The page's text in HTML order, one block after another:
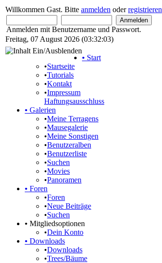
Willkommen Gast. Bitte anmelden oderregistrieren
Anmelden mit Benutzername und Passwort.
Freitag, 07 August 2026 (03:32:03)
• Start
•Startseite
•Tutorials
•Kontakt
•Impressum
Haftungsausschluss
• Galerien
•Meine Terragens
•Mausegalerie
•Meine Sonstigen
•Benutzeralben
•Benutzerliste
•Suchen
•Movies
•Panoramen
• Foren
•Foren
•Neue Beiträge
•Suchen
• Mitgliedsoptionen
•Dein Konto
• Downloads
•Downloads
•Trees/Bäume